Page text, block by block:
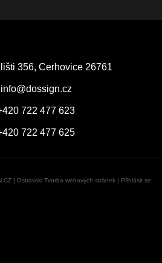
356, Cerhovice 26761
info@dossign.cz
722 477 623
722 477 625
| Ostravski Tvorba webových stránek | Přihlásit se